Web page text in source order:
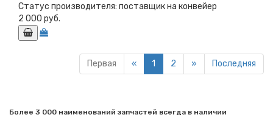
Статус производителя: поставщик на конвейер
2 000 руб.
Первая « 1 2 » Последняя
Более 3 000 наименований запчастей всегда в наличии